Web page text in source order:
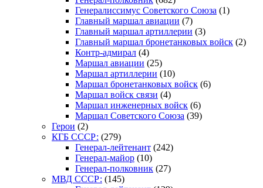
Генералиссимус Советского Союза (1)
Главный маршал авиации (7)
Главный маршал артиллерии (3)
Главный маршал бронетанковых войск (2)
Контр-адмирал (4)
Маршал авиации (25)
Маршал артиллерии (10)
Маршал бронетанковых войск (6)
Маршал войск связи (4)
Маршал инженерных войск (6)
Маршал Советского Союза (39)
Герои (2)
КГБ СССР: (279)
Генерал-лейтенант (242)
Генерал-майор (10)
Генерал-полковник (27)
МВД СССР: (145)